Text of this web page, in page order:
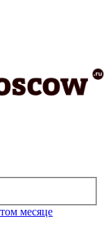
месяце